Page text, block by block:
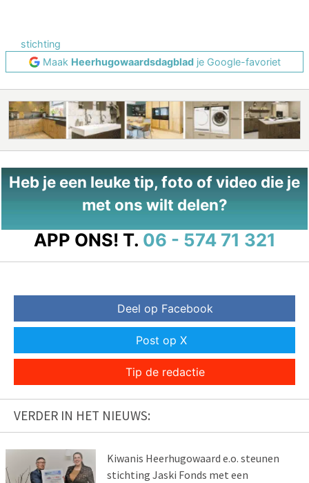
stichting
Maak Heerhugowaardsdagbladje Google-favoriet
Heb je een leuke tip, foto of video die je
met ons wilt delen?
APP ONS! T. 06 - 574 71 321
Deel op Facebook
Post op X
Tip de redactie
VERDER IN HET NIEUWS:
Kiwanis Heerhugowaard e.o. steunen
stichting Jaski Fonds met een